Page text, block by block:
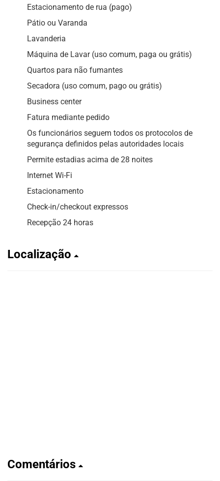
Estacionamento de rua (pago)
Pátio ou Varanda
Lavanderia
Máquina de Lavar (uso comum, paga ou grátis)
Quartos para não fumantes
Secadora (uso comum, pago ou grátis)
Business center
Fatura mediante pedido
Os funcionários seguem todos os protocolos de
segurança definidos pelas autoridades locais
Permite estadias acima de 28 noites
Internet Wi-Fi
Estacionamento
Check-in/checkout expressos
Recepção 24 horas
Localização
Comentários